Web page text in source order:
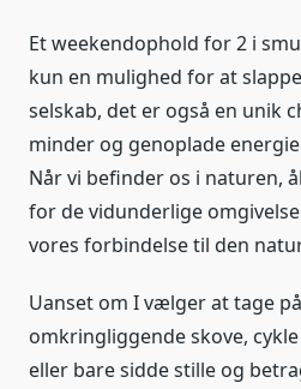
Et weekendophold for 2 i
kun en mulighed for at
selskab, det er også en unik
minder og genoplade
Når vi befinder os i naturen,
for de vidunderlige
vores forbindelse til den
Uanset om I vælger at tage
omkringliggende skove,
eller bare sidde stille og